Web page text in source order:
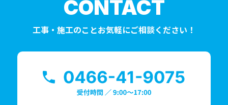
CONTACT
工事・施工のことお気軽にご相談ください！